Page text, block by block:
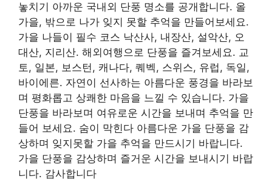
놓치기 아까운 국내외 단풍 명소를 공개합니다. 올
가을, 밖으로 나가 잊지 못할 추억을 만들어보세요.
가을 나들이 필수 코스 낙산사, 내장산, 설악산, 오
대산, 지리산. 해외여행으로 단풍을 즐겨보세요. 교
토, 일본, 보스턴, 캐나다, 퀘벡, 스위스, 유럽, 독일,
바이에른. 자연이 선사하는 아름다운 풍경을 바라보
며 평화롭고 상쾌한 마음을 느낄 수 있습니다. 가을
단풍을 바라보며 여유로운 시간을 보내며 추억을 만
들어 보세요. 숨이 막힌다 아름다운 가을 단풍을 감
상하며 잊지못할 가을 추억을 만드시기 바랍니다.
가을 단풍을 감상하며 즐거운 시간을 보내시기 바랍
니다. 감사합니다